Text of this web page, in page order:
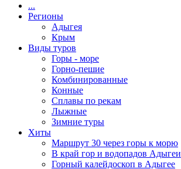
...
Регионы
Адыгея
Крым
Виды туров
Горы - море
Горно-пешие
Комбинированные
Конные
Сплавы по рекам
Лыжные
Зимние туры
Хиты
Маршрут 30 через горы к морю
В край гор и водопадов Адыгеи
Горный калейдоскоп в Адыгее